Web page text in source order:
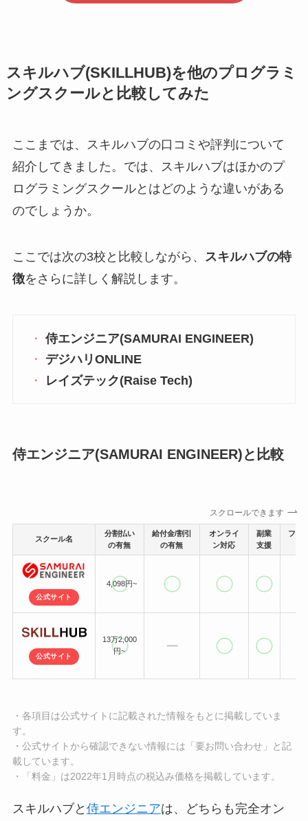
スキルハブ(SKILLHUB)を他のプログラミ
ングスクールと比較してみた
ここまでは、スキルハブの口コミや評判について
紹介してきました。では、スキルハブはほかのプ
ログラミングスクールとはどのような違いがある
のでしょうか。
ここでは次の3校と比較しながら、 スキルハブの特
徴をさらに詳しく解説します。
侍エンジニア(SAMURAI ENGINEER)
デジハリONLINE
レイズテック(Raise Tech)
侍エンジニア(SAMURAI ENGINEER)と比較
スクロールできます
スクール名
分割払い
の有無
給付金/割引
の有無
オンライ
ン対応
副業
支援
フリ
公式サイト
4,098円~
公式サイト
13万2,000
円~
・各項目は公式サイトに記載された情報をもとに掲載していま
す。
・公式サイトから確認できない情報には「要お問い合わせ」と記
載しています。
・「料金」は2022年1月時点の税込み価格を掲載しています。
スキルハブと 侍エンジニアは、どちらも完全オン